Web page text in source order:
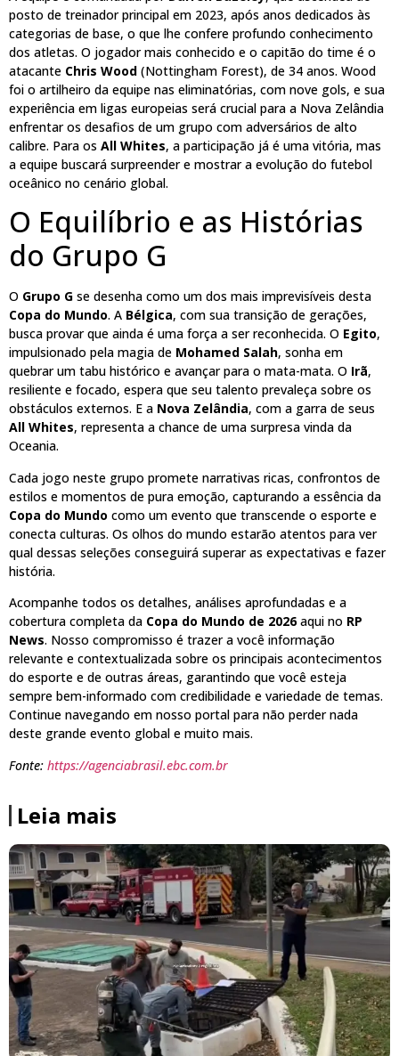
posto de treinador principal em 2023, após anos dedicados às
categorias de base, o que lhe confere profundo conhecimento
dos atletas. O jogador mais conhecido e o capitão do time é o
atacante Chris Wood (Nottingham Forest), de 34 anos. Wood
foi o artilheiro da equipe nas eliminatórias, com nove gols, e sua
experiência em ligas europeias será crucial para a Nova Zelândia
enfrentar os desafios de um grupo com adversários de alto
calibre. Para os All Whites, a participação já é uma vitória, mas
a equipe buscará surpreender e mostrar a evolução do futebol
oceânico no cenário global.
O Equilíbrio e as Histórias
do Grupo G
O Grupo G se desenha como um dos mais imprevisíveis desta
Copa do Mundo. A Bélgica, com sua transição de gerações,
busca provar que ainda é uma força a ser reconhecida. O Egito,
impulsionado pela magia de Mohamed Salah, sonha em
quebrar um tabu histórico e avançar para o mata-mata. O Irã,
resiliente e focado, espera que seu talento prevaleça sobre os
obstáculos externos. E a Nova Zelândia, com a garra de seus
All Whites, representa a chance de uma surpresa vinda da
Oceania.
Cada jogo neste grupo promete narrativas ricas, confrontos de
estilos e momentos de pura emoção, capturando a essência da
Copa do Mundo como um evento que transcende o esporte e
conecta culturas. Os olhos do mundo estarão atentos para ver
qual dessas seleções conseguirá superar as expectativas e fazer
história.
Acompanhe todos os detalhes, análises aprofundadas e a
cobertura completa da Copa do Mundo de 2026aqui no RP
News. Nosso compromisso é trazer a você informação
relevante e contextualizada sobre os principais acontecimentos
do esporte e de outras áreas, garantindo que você esteja
sempre bem-informado com credibilidade e variedade de temas.
Continue navegando em nosso portal para não perder nada
deste grande evento global e muito mais.
Fonte: https://agenciabrasil.ebc.com.br
Leia mais